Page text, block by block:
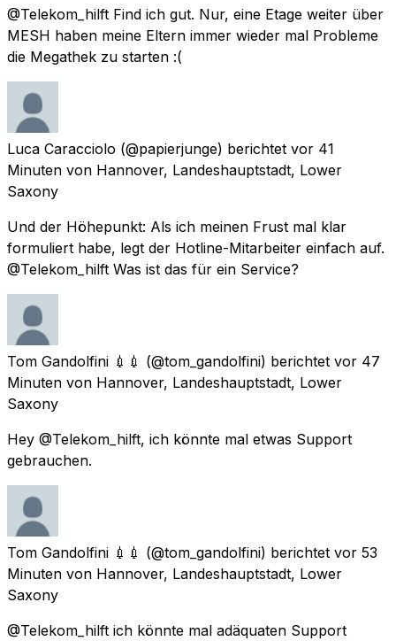
@Telekom_hilft Find ich gut. Nur, eine Etage weiter über
MESH haben meine Eltern immer wieder mal Probleme
die Megathek zu starten :(
Luca Caracciolo (@papierjunge) berichtet vor 41
Minuten von Hannover, Landeshauptstadt, Lower
Saxony
Und der Höhepunkt: Als ich meinen Frust mal klar
formuliert habe, legt der Hotline-Mitarbeiter einfach auf.
@Telekom_hilft Was ist das für ein Service?
Tom Gandolfini 💉💉 (@tom_gandolfini) berichtet vor 47
Minuten von Hannover, Landeshauptstadt, Lower
Saxony
Hey @Telekom_hilft, ich könnte mal etwas Support
gebrauchen.
Tom Gandolfini 💉💉 (@tom_gandolfini) berichtet vor 53
Minuten von Hannover, Landeshauptstadt, Lower
Saxony
@Telekom_hilft ich könnte mal adäquaten Support